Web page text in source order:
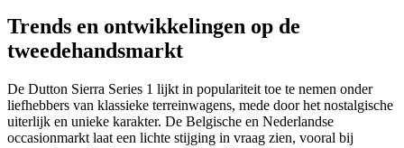
Trends en ontwikkelingen op de
tweedehandsmarkt
De Dutton Sierra Series 1 lijkt in populariteit toe te nemen onder
liefhebbers van klassieke terreinwagens, mede door het nostalgische
uiterlijk en unieke karakter. De Belgische en Nederlandse
occasionmarkt laat een lichte stijging in vraag zien, vooral bij